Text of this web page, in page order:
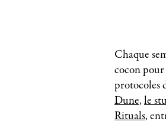
Chaque
cocon pour
protocoles
Dune,le
Rituals,